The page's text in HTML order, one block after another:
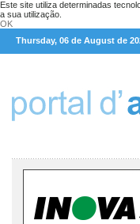
Este site utiliza determinadas
a sua utilização.
OK
Thursday, 06 de August de